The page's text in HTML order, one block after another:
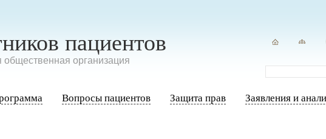
пациентов
общественная организация
Вопросы пациентов Защита прав Заявления и